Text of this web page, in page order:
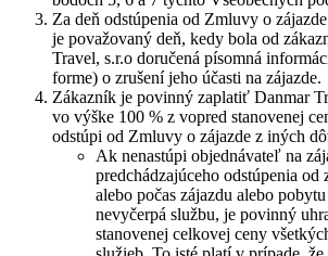
Za deň odstúpenia od Zmluvy o
je považovaný deň, kedy bola od
Travel, s.r.o doručená písomná
forme) o zrušení jeho účasti na zájazde.
Zákazník je povinný zaplatiť Danmar
vo výške 100 % z vopred stanovenej
odstúpi od Zmluvy o zájazde z iných
Ak nenastúpi objednávateľ na
predchádzajúceho odstúpenia od
alebo počas zájazdu alebo
nevyčerpá službu, je povinný
stanovenej celkovej ceny